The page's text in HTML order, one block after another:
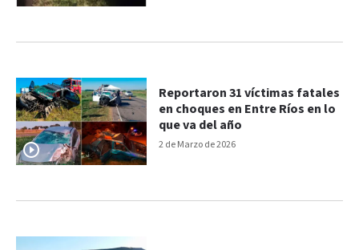
2 de Marzo de 2026
Reportaron 31 víctimas fatales
en choques en Entre Ríos en lo
que va del año